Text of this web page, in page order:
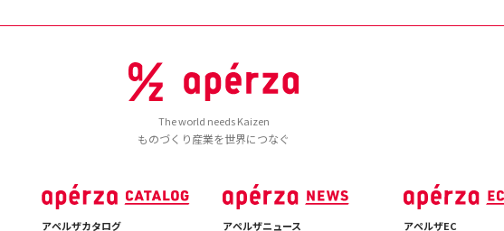
The world needs Kaizen
ものづくり産業を世界につなぐ
アペルザカタログ アペルザニュース アペルザEC